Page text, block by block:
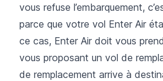
vous refuse l’embarquement,
parce que votre vol Enter Air
ce cas, Enter Air doit vous
vous proposant un vol de
de remplacement arrive à